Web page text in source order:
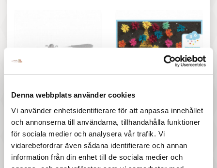
Denna webbplats använder cookies
Vi använder enhetsidentifierare för att anpassa innehållet
och annonserna till användarna, tillhandahålla funktioner
för sociala medier och analysera vår trafik. Vi
vidarebefordrar även sådana identifierare och annan
information från din enhet till de sociala medier och
Djeco - Sea life
Djeco - An explosion of
pompons